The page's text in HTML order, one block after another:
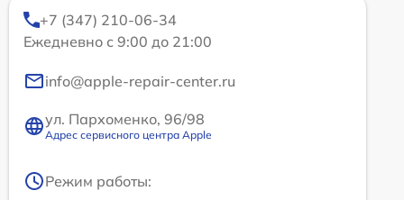
+7 (347) 210-06-34
Ежедневно с 9:00 до 21:00
info@apple-repair-center.ru
ул. Пархоменко, 96/98
Адрес сервисного центра Apple
Режим работы: